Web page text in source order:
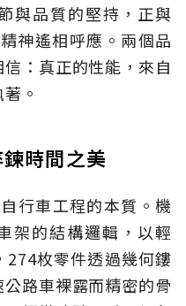
與品質的堅持，正與
神遙相呼應。兩個品
：真正的性能，來自
。
時間之美
行車工程的本質。機
架的結構邏輯，以輕
274枚零件透過幾何鏤
路車裸露而精密的骨